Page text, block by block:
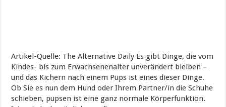
Artikel-Quelle: The Alternative Daily Es gibt Dinge, die vom
Kindes- bis zum Erwachsenenalter unverändert bleiben –
und das Kichern nach einem Pups ist eines dieser Dinge.
Ob Sie es nun dem Hund oder Ihrem Partner/in die Schuhe
schieben, pupsen ist eine ganz normale Körperfunktion.